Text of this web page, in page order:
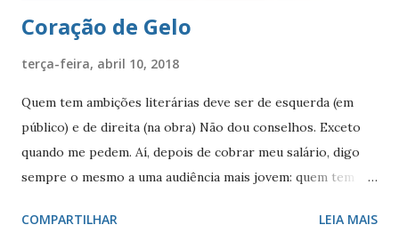
Coração de Gelo
terça-feira, abril 10, 2018
Quem tem ambições literárias deve ser de esquerda (em
público) e de direita (na obra) Não dou conselhos. Exceto
quando me pedem. Aí, depois de cobrar meu salário, digo
sempre o mesmo a uma audiência mais jovem: quem tem
de direita (literariamente). Em público, persiste ainda a
COMPARTILHAR LEIA MAIS